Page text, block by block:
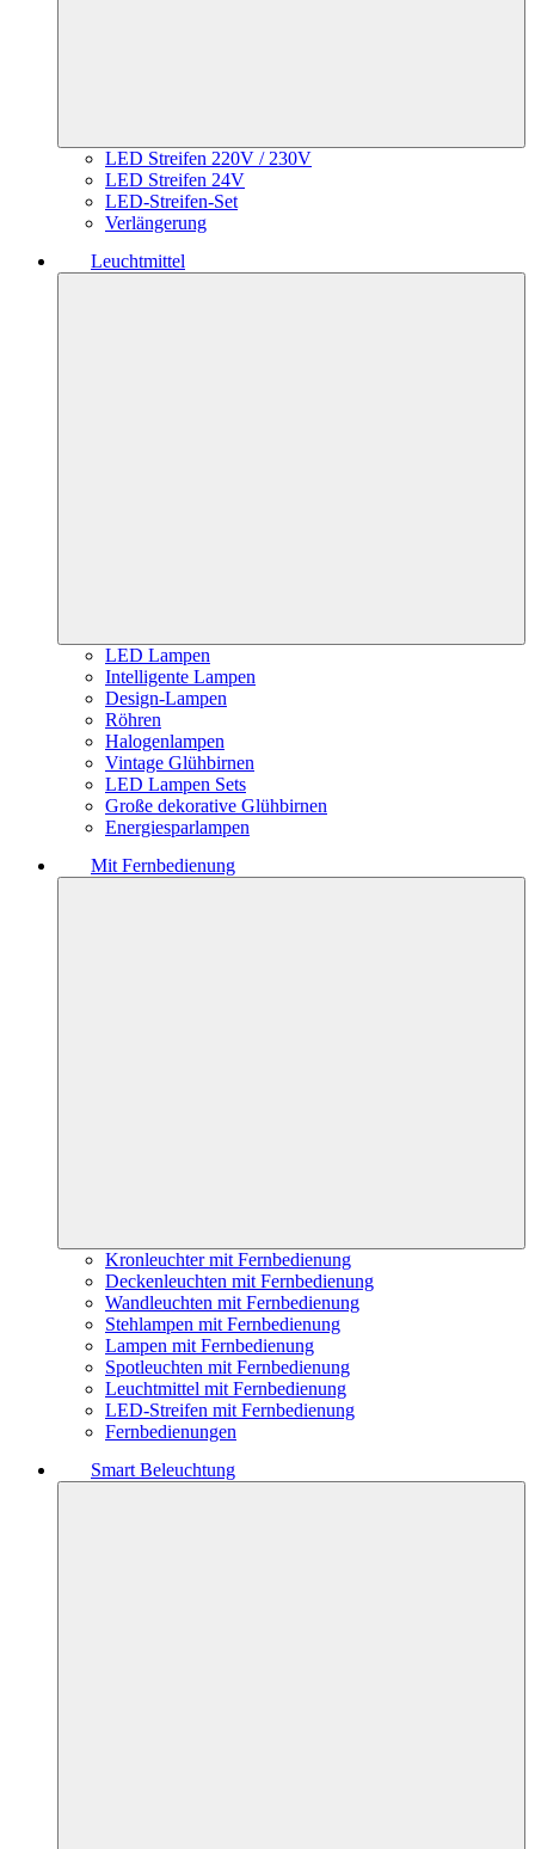
LED Streifen 220V / 230V
LED Streifen 24V
LED-Streifen-Set
Verlängerung
Leuchtmittel
LED Lampen
Intelligente Lampen
Design-Lampen
Röhren
Halogenlampen
Vintage Glühbirnen
LED Lampen Sets
Große dekorative Glühbirnen
Energiesparlampen
Mit Fernbedienung
Kronleuchter mit Fernbedienung
Deckenleuchten mit Fernbedienung
Wandleuchten mit Fernbedienung
Stehlampen mit Fernbedienung
Lampen mit Fernbedienung
Spotleuchten mit Fernbedienung
Leuchtmittel mit Fernbedienung
LED-Streifen mit Fernbedienung
Fernbedienungen
Smart Beleuchtung